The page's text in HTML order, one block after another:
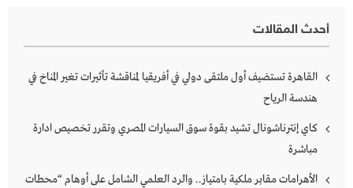
أحدث المقالات
القاهرة تستضيف أول ملتقى دولي في أفريقيا لمناقشة تأثيرات تغير المناخ في
هندسة الرياح
كاي إنترناشونال تشيد بقوة سوق السيارات المصري وتقرر تخصيص ادارة
مباشرة
الأهرامات مقابر ملكية بامتياز.. والرد العلمي الشامل على أوهام “محطات